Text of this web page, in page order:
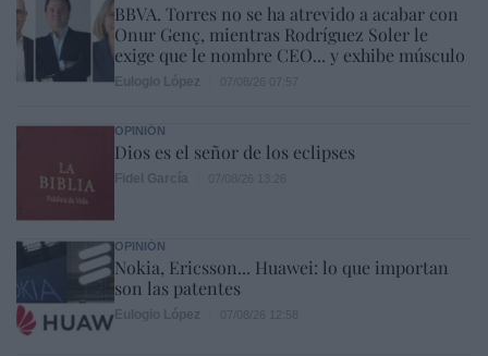
BBVA. Torres no se ha atrevido a acabar con
Onur Genç, mientras Rodríguez Soler le
exige que le nombre CEO... y exhibe músculo
OPINIÓN
Dios es el señor de los eclipses
OPINIÓN
Nokia, Ericsson... Huawei: lo que importan
son las patentes